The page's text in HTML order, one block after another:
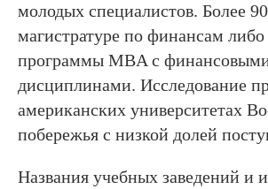
молодых специалистов. Более
магистратуре по финансам
программы MBA с
дисциплинами. Исследование
американских университетах
побережья с низкой долей
Названия учебных заведений и